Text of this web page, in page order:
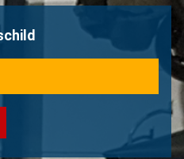
Über uns
Volvo Verkaufen?